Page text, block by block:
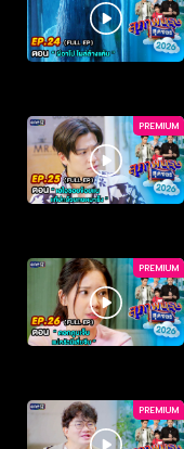
PREMIUM
PREMIUM
PREMIUM